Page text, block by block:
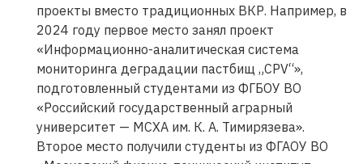
проекты вместо традиционных ВКР. Например, в
2024 году первое место занял проект
«Информационно-аналитическая система
мониторинга деградации пастбищ „CPV“»,
подготовленный студентами из ФГБОУ ВО
«Российский государственный аграрный
университет — МСХА им. К. А. Тимирязева».
Второе место получили студенты из ФГАОУ ВО